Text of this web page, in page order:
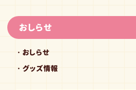
おしらせ
おしらせ
グッズ情報